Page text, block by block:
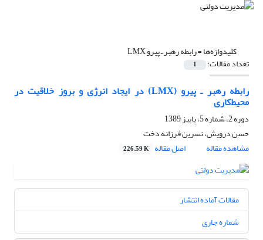
کلیدواژه‌ها =رابطه رهبر ـ پیرو LMX
تعداد مقالات: 1
رابطه رهبر ـ پیرو (LMX) در ایجاد انرژی و بروز خلاقیت در
محیط‌کاری
دوره 2، شماره 5، پاییز 1389
حسن درویش، نسرین فرزانه دخت
مشاهده مقاله
اصل مقاله 226.59 K
مقالات آماده انتشار
شماره جاری